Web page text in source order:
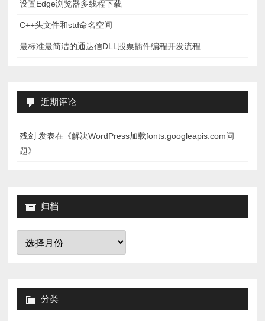
设置Edge浏览器多线程下载
C++头文件和std命名空间
最标准最简洁的通达信DLL股票插件编程开发流程
近期评论
残剑 发表在《解决WordPress加载fonts.googleapis.com问
题》
归档
归
分类